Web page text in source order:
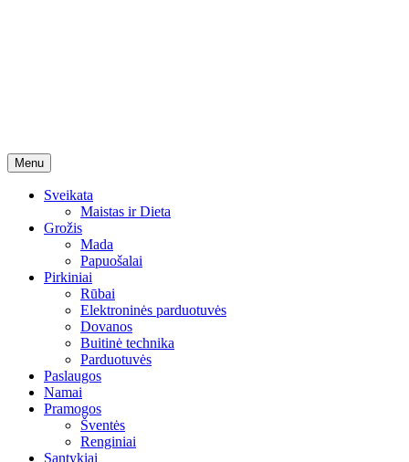
Menu Skip
to
content
Sveikata
Maistas ir Dieta
Grožis
Mada
Papuošalai
Pirkiniai
Rūbai
Elektroninės parduotuvės
Dovanos
Buitinė technika
Parduotuvės
Paslaugos
Namai
Pramogos
Šventės
Renginiai
Santykiai